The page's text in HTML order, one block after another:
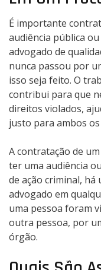
É importante
audiência pública
advogado de
nunca passou por
isso seja feito. O
contribui para que
direitos violados,
justo para ambos
A contratação de
ter uma audiência
de ação criminal, há
advogado em
uma pessoa foram
outra pessoa, por
órgão.